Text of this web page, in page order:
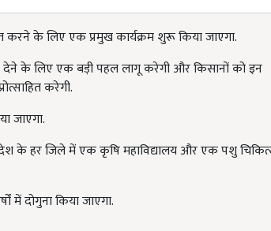
करने के लिए एक प्रमुख कार्यक्रम शुरू किया जाएगा.
देने के लिए एक बड़ी पहल लागू करेगी और किसानों को इन
करेगी.
जाएगा.
के हर जिले में एक कृषि महाविद्यालय और एक पशु चिकित्सा